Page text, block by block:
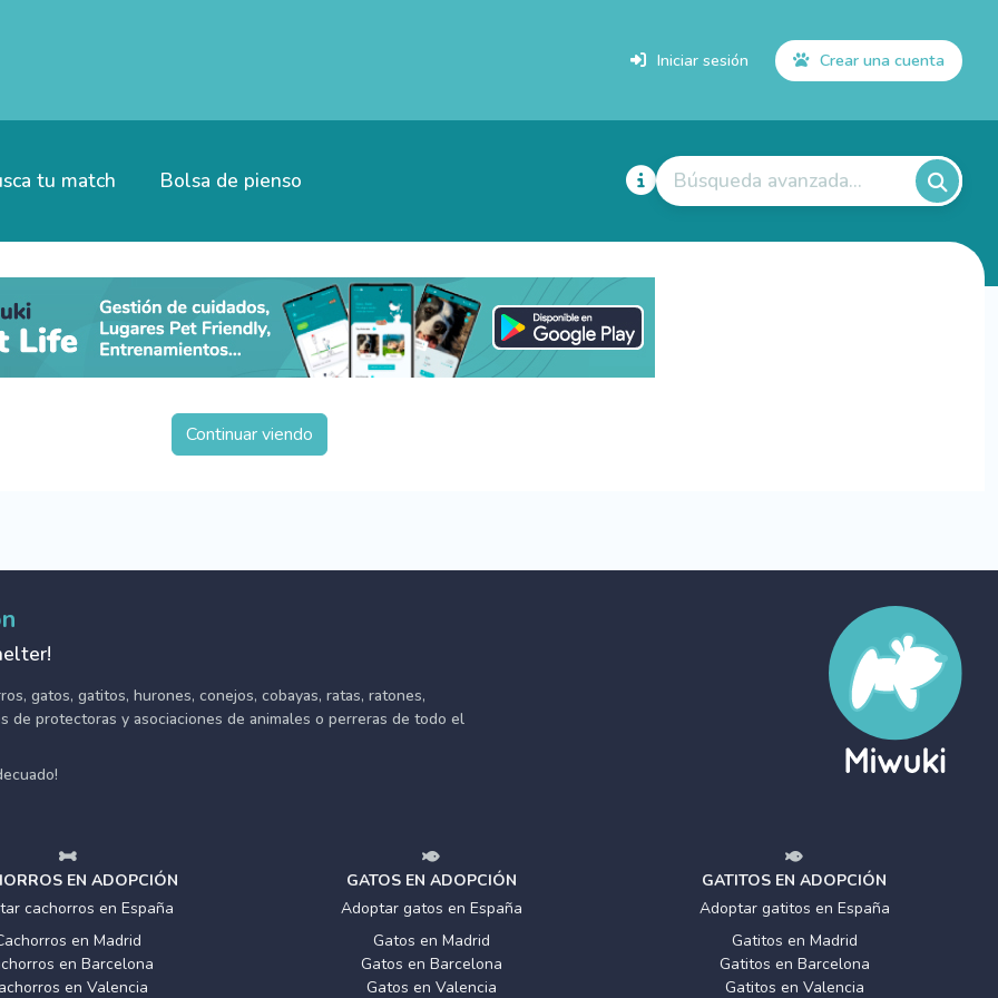
Iniciar sesión Crear una cuenta
tu match Bolsa de pienso Búsqueda avanzada...
Continuar viendo
gatos, gatitos, hurones, conejos, cobayas, ratas, ratones,
de protectoras y asociaciones de animales o perreras de todo el
EN ADOPCIÓN
cachorros en España
en Madrid
en Barcelona
en Valencia
GATOS EN ADOPCIÓN
Adoptar gatos en España
Gatos en Madrid
Gatos en Barcelona
Gatos en Valencia
GATITOS EN ADOPCIÓN
Adoptar gatitos en España
Gatitos en Madrid
Gatitos en Barcelona
Gatitos en Valencia